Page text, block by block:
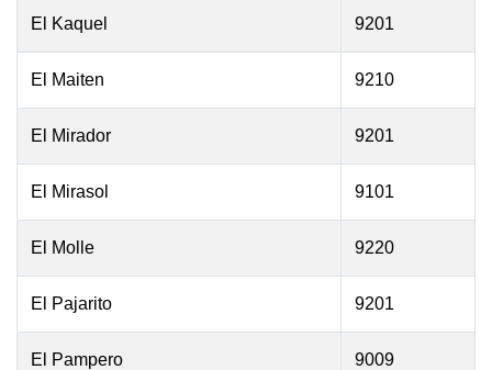
El Kaquel 9201
El Maiten 9210
El Mirador 9201
El Mirasol 9101
El Molle 9220
El Pajarito 9201
El Pampero 9009